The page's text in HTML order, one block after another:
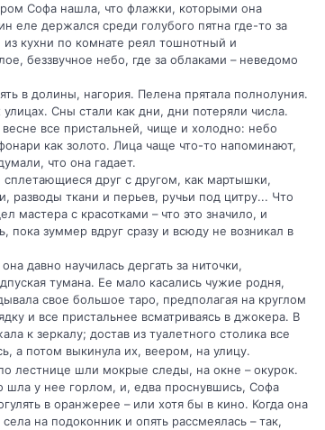
Софа нашла, что флажки, которыми она
еле держался среди голубого пятна где-то за
из кухни по комнате реял тошнотный и
беззвучное небо, где за облаками – неведомо
в долины, нагория. Пелена прятала полнолуния.
Сны стали как дни, дни потеряли числа.
весне все пристальней, чище и холодно: небо
как золото. Лица чаще что-то напоминают,
что она гадает.
друг с другом, как мартышки,
разводы ткани и перьев, ручьи под цитру... Что
мастера с красотками – что это значило, и
зуммер вдруг сразу и всюду не возникал в
давно научилась дергать за ниточки,
тумана. Ее мало касались чужие родня,
свое большое таро, предполагая на круглом
и все пристальнее всматриваясь в джокера. В
к зеркалу; достав из туалетного столика все
а потом выкинула их, веером, на улицу.
лестнице шли мокрые следы, на окне – окурок.
шла у нее горлом, и, едва проснувшись, Софа
в оранжерее – или хотя бы в кино. Когда она
на подоконник и опять рассмеялась – так,